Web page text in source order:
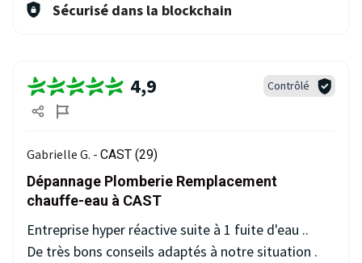
Sécurisé dans la blockchain
4,9 Contrôlé
Gabrielle G. - CAST (29)
Dépannage Plomberie Remplacement
chauffe-eau à CAST
Entreprise hyper réactive suite à 1 fuite d'eau ..
De très bons conseils adaptés à notre situation .